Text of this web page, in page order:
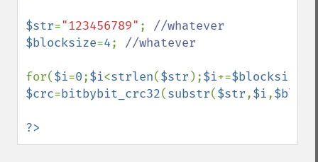
$str="123456789" ;
$blocksize=4; //whatever
for($i=0;$i<strlen($str );$i+=$blocksize
$crc=bitbybit_crc32(substr($str,$i,
?>